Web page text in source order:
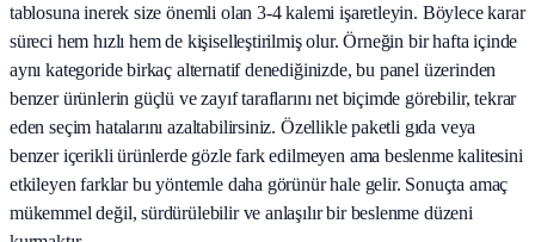
tablosuna inerek size önemli olan 3-4 kalemi işaretleyin. Böylece karar
süreci hem hızlı hem de kişiselleştirilmiş olur. Örneğin bir hafta içinde
aynı kategoride birkaç alternatif denediğinizde, bu panel üzerinden
benzer ürünlerin güçlü ve zayıf taraflarını net biçimde görebilir, tekrar
eden seçim hatalarını azaltabilirsiniz. Özellikle paketli gıda veya
benzer içerikli ürünlerde gözle fark edilmeyen ama beslenme kalitesini
etkileyen farklar bu yöntemle daha görünür hale gelir. Sonuçta amaç
mükemmel değil, sürdürülebilir ve anlaşılır bir beslenme düzeni